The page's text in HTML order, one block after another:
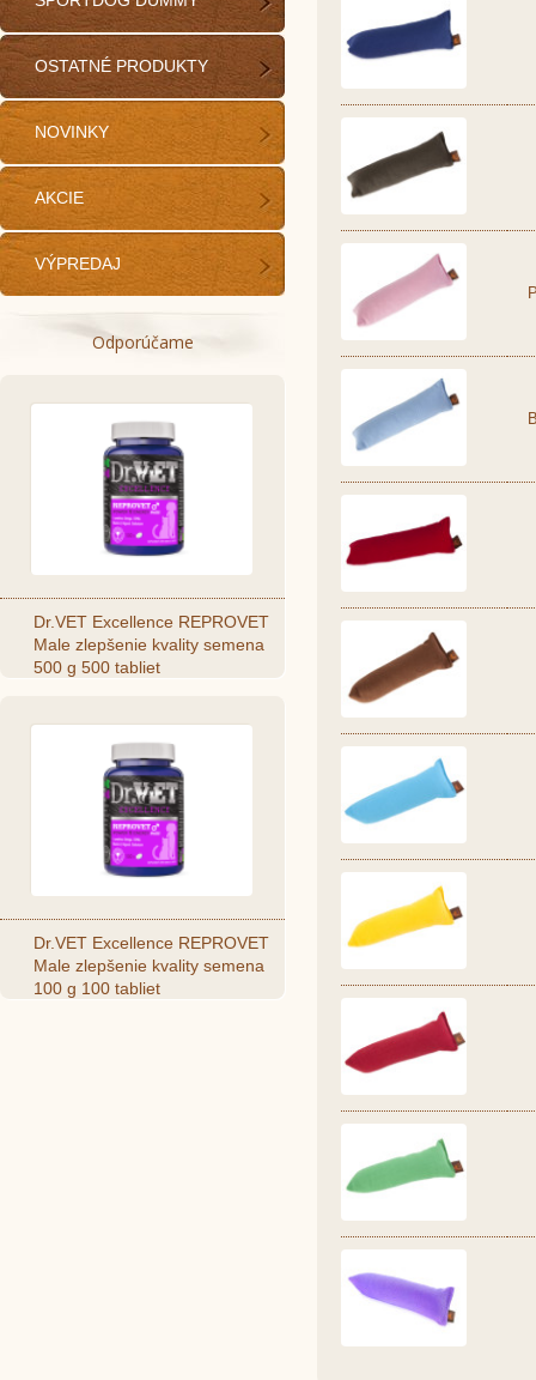
OSTATNÉ PRODUKTY
NOVINKY
AKCIE
VÝPREDAJ
Odporúčame
Dr.VET Excellence REPROVET
Male zlepšenie kvality semena
500 g 500 tabliet
Dr.VET Excellence REPROVET
Male zlepšenie kvality semena
100 g 100 tabliet